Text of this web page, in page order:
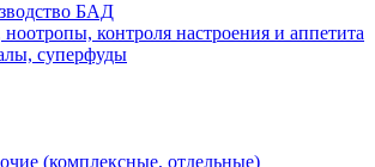
БАД
контроля настроения и аппетита
суперфуды
(комплексные, отдельные)